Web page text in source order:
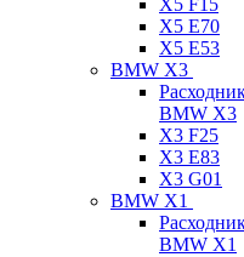
X5 F15
X5 E70
X5 E53
BMW X3
BMW X3
X3 F25
X3 E83
X3 G01
BMW X1
BMW X1